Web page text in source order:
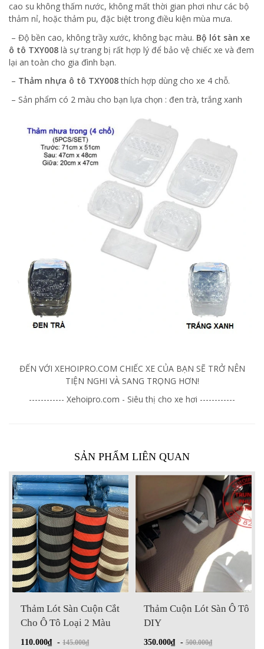
cao su không thấm nước, không mất thời gian phơi như các bộ
thảm nỉ, hoặc thảm pu, đặc biệt trong điều kiện mùa mưa.
– Độ bền cao, không trầy xước, không bạc màu. Bộ lót sàn xe
ô tô TXY008 là sự trang bị rất hợp lý để bảo vệ chiếc xe và đem
lại an toàn cho gia đình bạn.
– Thảm nhựa ô tô TXY008thích hợp dùng cho xe 4 chỗ.
– Sản phẩm có 2 màu cho bạn lựa chọn : đen trà, trắng xanh
ĐẾN VỚI XEHOIPRO.COM CHIẾC XE CỦA BẠN SẼ TRỞ NÊN
TIỆN NGHI VÀ SANG TRỌNG HƠN!
------------ Xehoipro.com - Siêu thị cho xe hơi ------------
SẢN PHẨM LIÊN QUAN
Thảm Lót Sàn Cuộn Cắt
Cho Ô Tô Loại 2 Màu
110.000₫ - 145.000₫
Thảm Cuộn Lót Sàn Ô Tô
DIY
350.000₫ - 500.000₫